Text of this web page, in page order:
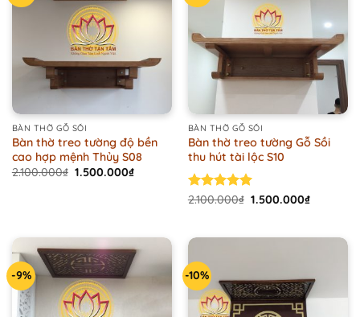
BÀN THỜ GỖ SỒI
Bàn thờ treo tường độ bền
cao hợp mệnh Thủy S08
2.100.000₫ Original
1.500.000₫Current
1.500.000₫.
BÀN THỜ GỖ SỒI
Bàn thờ treo tường Gỗ Sồi
thu hút tài lộc S10
Rated5.00
2.100.000₫ Original
1.500.000₫Current
-9% -10%